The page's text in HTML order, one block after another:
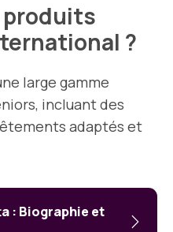
produits
?
large gamme
incluant des
adaptés et
: Biographie et